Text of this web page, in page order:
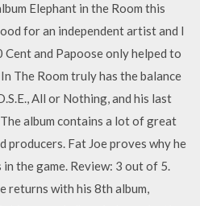
Elephant in the Room this
for an independent artist and I
and Papoose only helped to
The Room truly has the balance
All or Nothing, and his last
album contains a lot of great
Fat Joe proves why he
the game. Review: 3 out of 5.
returns with his 8th album,